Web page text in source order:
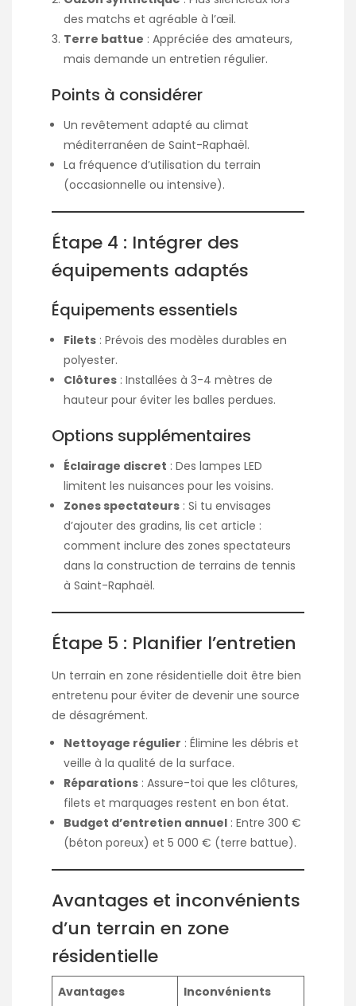
des matchs et agréable à l’œil.
Terre battue : Appréciée des amateurs,
mais demande un entretien régulier.
Points à considérer
Un revêtement adapté au climat
méditerranéen de Saint-Raphaël.
La fréquence d’utilisation du terrain
(occasionnelle ou intensive).
Étape 4 : Intégrer des
équipements adaptés
Équipements essentiels
Filets : Prévois des modèles durables en
polyester.
Clôtures : Installées à 3-4 mètres de
hauteur pour éviter les balles perdues.
Options supplémentaires
Éclairage discret : Des lampes LED
limitent les nuisances pour les voisins.
Zones spectateurs : Si tu envisages
d’ajouter des gradins, lis cet article :
comment inclure des zones spectateurs
dans la construction de terrains de tennis
à Saint-Raphaël.
Étape 5 : Planifier l’entretien
Un terrain en zone résidentielle doit être bien
entretenu pour éviter de devenir une source
de désagrément.
Nettoyage régulier : Élimine les débris et
veille à la qualité de la surface.
Réparations : Assure-toi que les clôtures,
filets et marquages restent en bon état.
Budget d’entretien annuel : Entre 300 €
(béton poreux) et 5 000 € (terre battue).
Avantages et inconvénients
d’un terrain en zone
résidentielle
Avantages Inconvénients